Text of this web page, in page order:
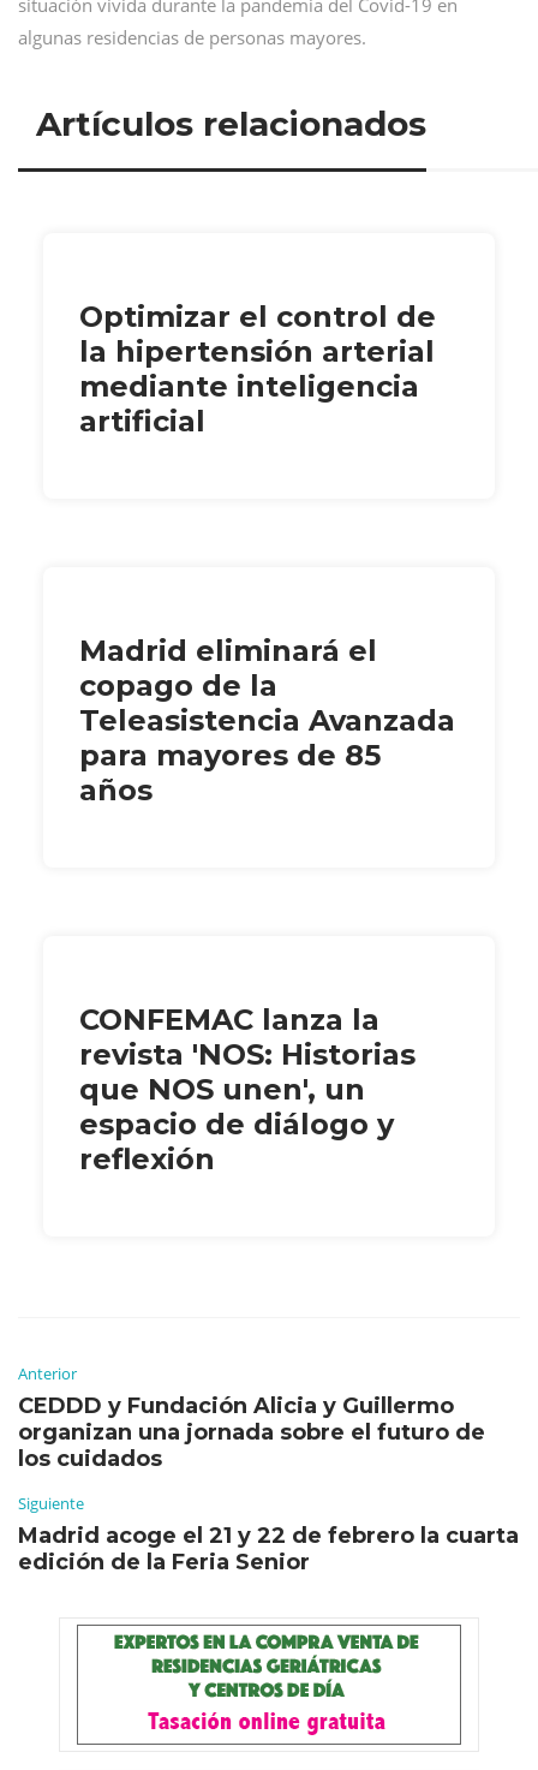
situación vivida durante la pandemia del Covid-19 en
algunas residencias de personas mayores.
Artículos relacionados
Optimizar el control de
la hipertensión arterial
mediante inteligencia
artificial
Madrid eliminará el
copago de la
Teleasistencia Avanzada
para mayores de 85
años
CONFEMAC lanza la
revista 'NOS: Historias
que NOS unen', un
espacio de diálogo y
reflexión
Anterior
CEDDD y Fundación Alicia y Guillermo
organizan una jornada sobre el futuro de
los cuidados
Siguiente
Madrid acoge el 21 y 22 de febrero la cuarta
edición de la Feria Senior